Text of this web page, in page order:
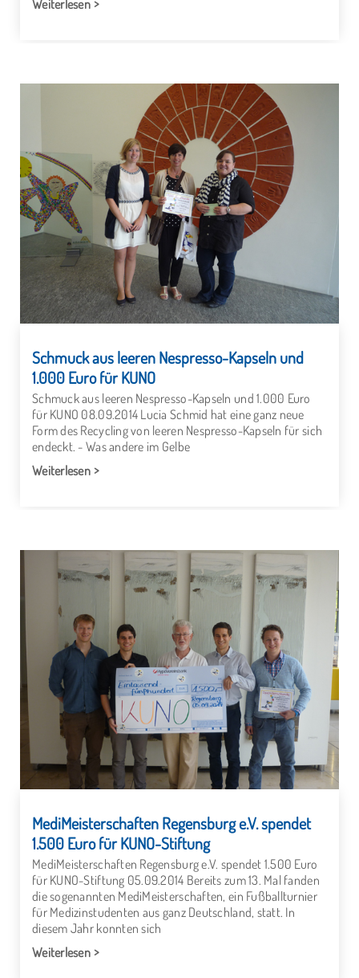
Weiterlesen
Schmuck aus leeren Nespresso-Kapseln und
1.000 Euro für KUNO
Schmuck aus leeren Nespresso-Kapseln und 1.000 Euro
für KUNO 08.09.2014 Lucia Schmid hat eine ganz neue
Form des Recycling von leeren Nespresso-Kapseln für sich
endeckt. - Was andere im Gelbe
Weiterlesen
MediMeisterschaften Regensburg e.V. spendet
1.500 Euro für KUNO-Stiftung
MediMeisterschaften Regensburg e.V. spendet 1.500 Euro
für KUNO-Stiftung 05.09.2014 Bereits zum 13. Mal fanden
die sogenannten MediMeisterschaften, ein Fußballturnier
für Medizinstudenten aus ganz Deutschland, statt. In
diesem Jahr konnten sich
Weiterlesen